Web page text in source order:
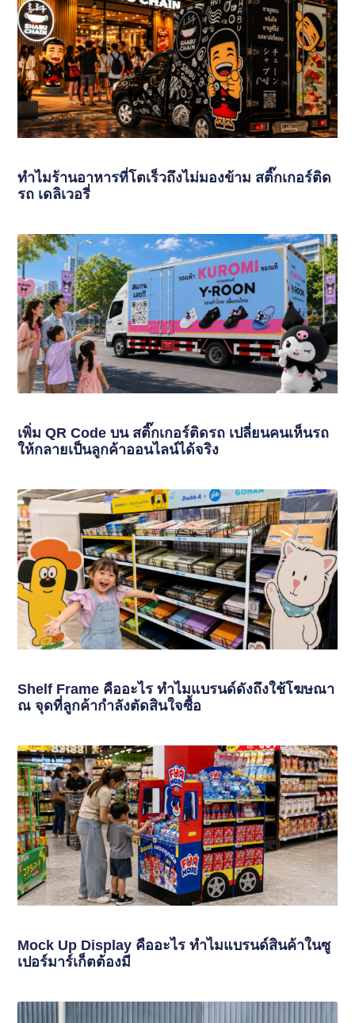
ทำไมร้านอาหารที่โตเร็วถึงไม่มองข้าม สติ๊กเกอร์ติด
รถ เดลิเวอรี่
เพิ่ม QR Code บน สติ๊กเกอร์ติดรถ เปลี่ยนคนเห็นรถ
ให้กลายเป็นลูกค้าออนไลน์ได้จริง
Shelf Frame คืออะไร ทำไมแบรนด์ดังถึงใช้โฆษณา
ณ จุดที่ลูกค้ากำลังตัดสินใจซื้อ
Mock Up Display คืออะไร ทำไมแบรนด์สินค้าในซู
เปอร์มาร์เก็ตต้องมี